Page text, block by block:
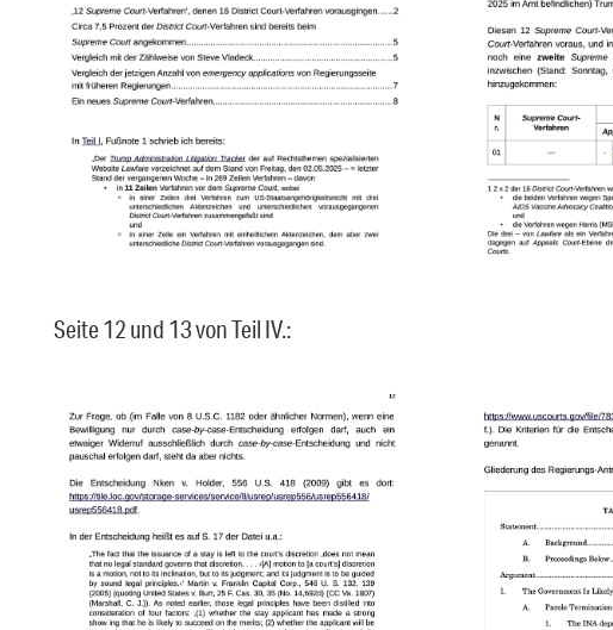
Seite 12 und 13 von Teil IV.: